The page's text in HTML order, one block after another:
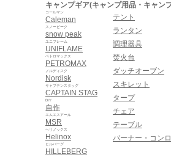
キャンプギア(キャンプ用品・キャン
Caleman
コールマン
snow peak
スノーピーク
UNIFLAME
ユニフレーム
PETROMAX
ペトロマックス
Nordisk
ノルディスク
CAPTAIN STAG
キャプテンスタッグ
自作
DIY
MSR
エムエスアール
Helinox
ヘリノックス
HILLEBERG
ヒルバーグ
テント
ランタン
調理器具
焚火台
ダッチオーブン
スキレット
タープ
チェア
テーブル
バーナー・コンロ